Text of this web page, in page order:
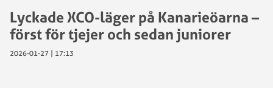
Lyckade XCO-läger på Kanarieöarna –
först för tjejer och sedan juniorer
2026-01-27 | 17:13